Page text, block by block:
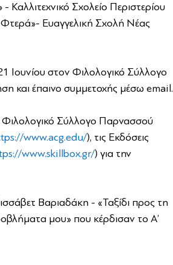
Σχολείο Περιστερίου
Ευαγγελική Σχολή Νέας
Ιουνίου στον Φιλολογικό Σύλλογο
και έπαινο συμμετοχής μέσω email.
Φιλολογικό Σύλλογο Παρνασσού
www.acg.edu/), τις Εκδόσεις
www.skillbox.gr/) για την
Βαριαδάκη - «Ταξίδι προς τη
μου» που κέρδισαν το Α’